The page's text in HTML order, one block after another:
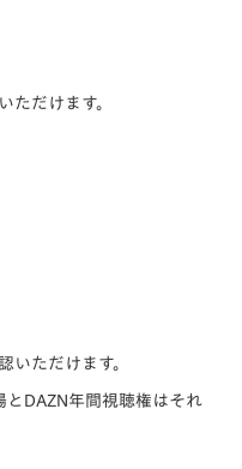
ただけます。
いただけます。
DAZN年間視聴権はそれ